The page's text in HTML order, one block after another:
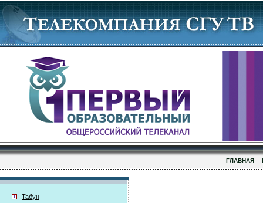
ГЛАВНАЯ
Табун